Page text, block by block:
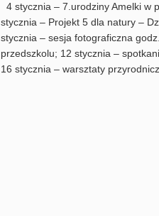
4 stycznia – 7.urodziny Amelki w
stycznia – Projekt 5 dla natury –
stycznia – sesja fotograficzna
przedszkolu; 12 stycznia –
16 stycznia – warsztaty